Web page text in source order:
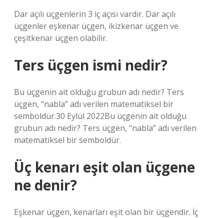
Dar açılı üçgenlerin 3 iç açısı vardır. Dar açılı
üçgenler eşkenar üçgen, ikizkenar üçgen ve
çeşitkenar üçgen olabilir.
Ters üçgen ismi nedir?
Bu üçgenin ait olduğu grubun adı nedir? Ters
üçgen, “nabla” adı verilen matematiksel bir
semboldür.30 Eylül 2022Bu üçgenin ait olduğu
grubun adı nedir? Ters üçgen, “nabla” adı verilen
matematiksel bir semboldür.
Üç kenarı eşit olan üçgene
ne denir?
Eşkenar üçgen, kenarları eşit olan bir üçgendir. İç